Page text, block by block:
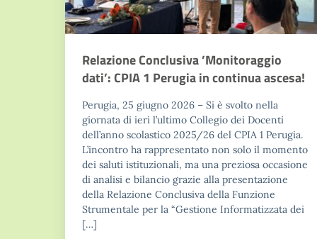
Relazione Conclusiva ’Monitoraggio
dati’: CPIA 1 Perugia in continua ascesa!
Perugia, 25 giugno 2026 – Si è svolto nella
giornata di ieri l’ultimo Collegio dei Docenti
dell’anno scolastico 2025/26 del CPIA 1 Perugia.
L’incontro ha rappresentato non solo il momento
dei saluti istituzionali, ma una preziosa occasione
di analisi e bilancio grazie alla presentazione
della Relazione Conclusiva della Funzione
Strumentale per la “Gestione Informatizzata dei
[…]